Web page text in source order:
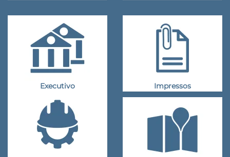
Executivo Impressos